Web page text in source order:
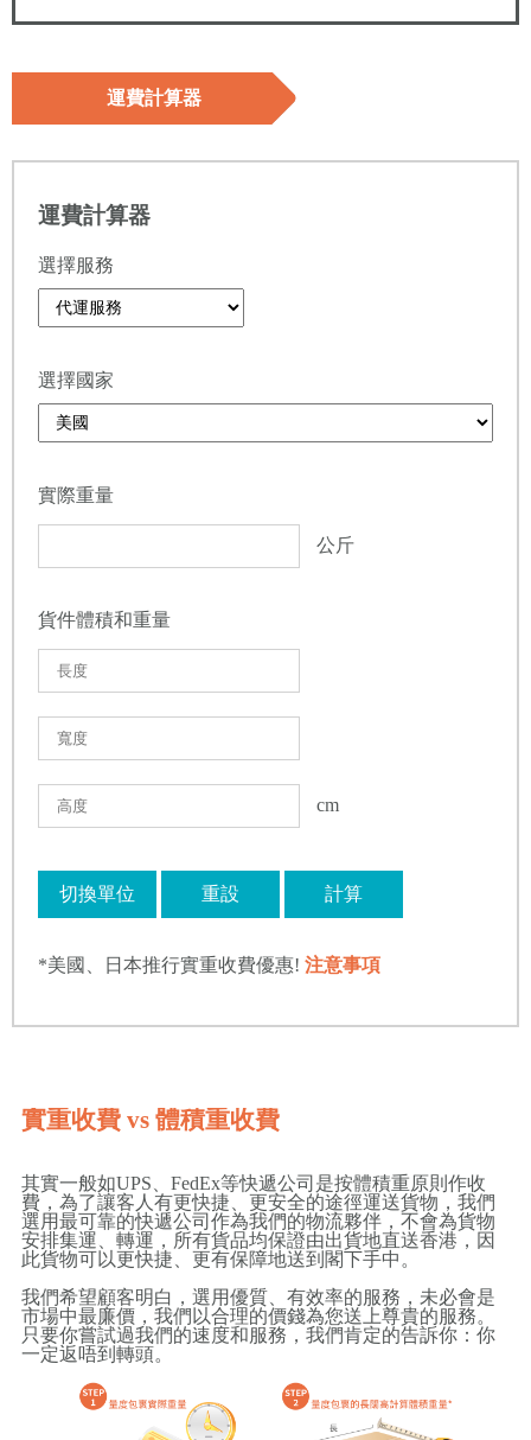
運費計算器
運費計算器
選擇服務
選擇國家
實際重量
公斤
貨件體積和重量
cm
切換單位 重設 計算
*美國、日本推行實重收費優惠! 注意事項
實重收費 vs 體積重收費
其實一般如UPS、FedEx等快遞公司是按體積重原則作收
費，為了讓客人有更快捷、更安全的途徑運送貨物，我們
選用最可靠的快遞公司作為我們的物流夥伴，不會為貨物
安排集運、轉運，所有貨品均保證由出貨地直送香港，因
此貨物可以更快捷、更有保障地送到閣下手中。
我們希望顧客明白，選用優質、有效率的服務，未必會是
市場中最廉價，我們以合理的價錢為您送上尊貴的服務。
只要你嘗試過我們的速度和服務，我們肯定的告訴你：你
一定返唔到轉頭。